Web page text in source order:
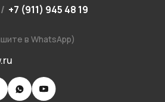
/ +7 (911) 945 48 19
в WhatsApp)